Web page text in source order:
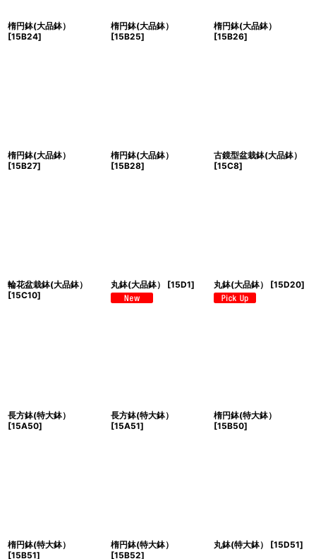
楕円鉢(大品鉢）
[15B24]
楕円鉢(大品鉢）
[15B25]
楕円鉢(大品鉢）
[15B26]
楕円鉢(大品鉢）
[15B27]
楕円鉢(大品鉢）
[15B28]
古鏡型盆栽鉢(大品鉢）
[15C8]
輪花盆栽鉢(大品鉢）
[15C10]
丸鉢(大品鉢） [15D1] 丸鉢(大品鉢） [15D20]
長方鉢(特大鉢）
[15A50]
長方鉢(特大鉢）
[15A51]
楕円鉢(特大鉢）
[15B50]
楕円鉢(特大鉢）
[15B51]
楕円鉢(特大鉢）
[15B52]
丸鉢(特大鉢） [15D51]